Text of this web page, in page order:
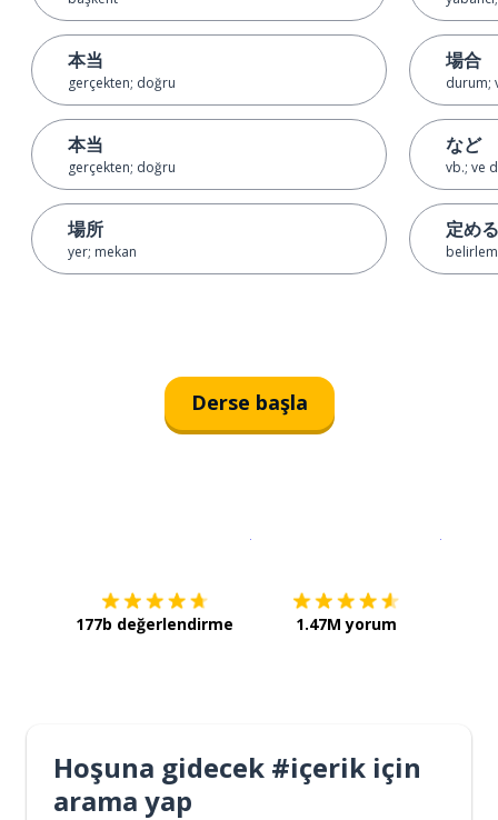
本当
gerçekten; doğru
本当
gerçekten; doğru
場所
yer; mekan
場合
durum;
など
vb.; ve
定める
Derse başla
177b değerlendirme 1.47M yorum
Hoşuna gidecek #içerik için
arama yap